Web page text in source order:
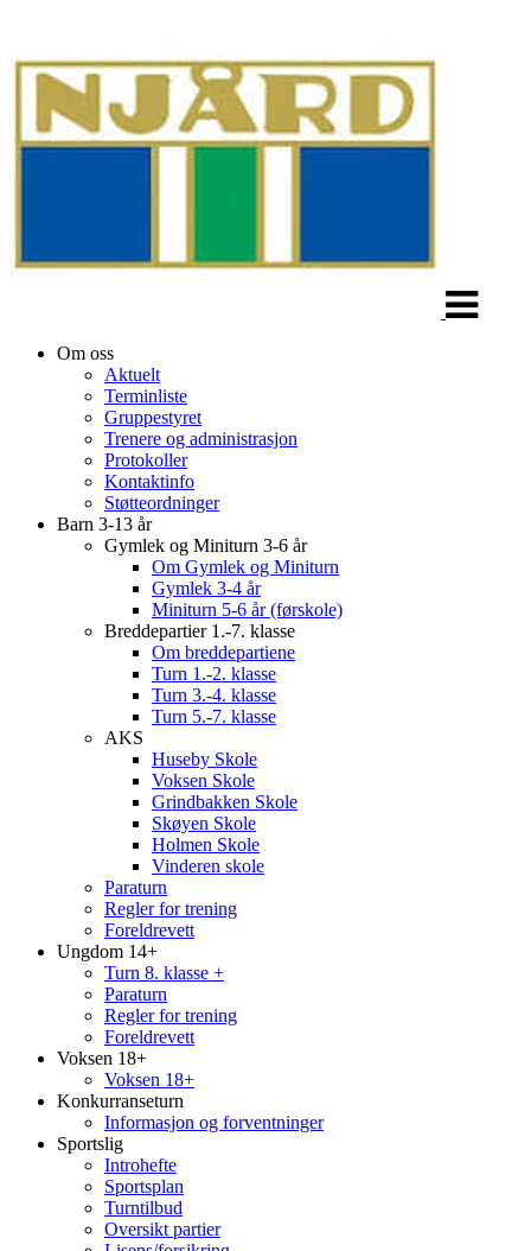
Om oss
Aktuelt
Terminliste
Gruppestyret
Trenere og administrasjon
Protokoller
Kontaktinfo
Støtteordninger
Barn 3-13 år
Gymlek og Miniturn 3-6 år
Om Gymlek og Miniturn
Gymlek 3-4 år
Miniturn 5-6 år (førskole)
Breddepartier 1.-7. klasse
Om breddepartiene
Turn 1.-2. klasse
Turn 3.-4. klasse
Turn 5.-7. klasse
AKS
Huseby Skole
Voksen Skole
Grindbakken Skole
Skøyen Skole
Holmen Skole
Vinderen skole
Paraturn
Regler for trening
Foreldrevett
Ungdom 14+
Turn 8. klasse +
Paraturn
Regler for trening
Foreldrevett
Voksen 18+
Voksen 18+
Konkurranseturn
Informasjon og forventninger
Sportslig
Introhefte
Sportsplan
Turntilbud
Oversikt partier